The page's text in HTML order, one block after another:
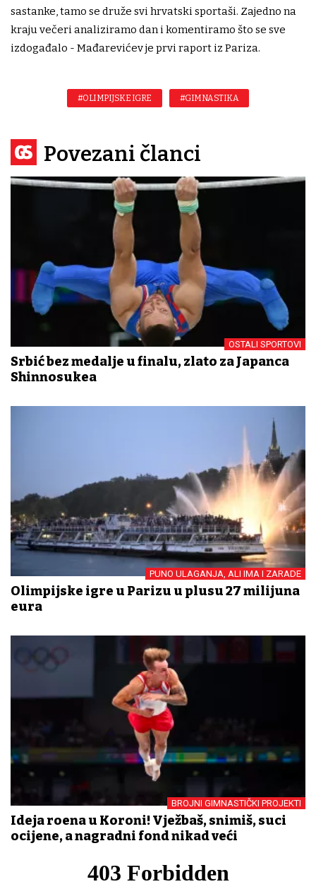
sastanke, tamo se druže svi hrvatski sportaši. Zajedno na
kraju večeri analiziramo dan i komentiramo što se sve
izdogađalo - Mađarevićev je prvi raport iz Pariza.
#OLIMPIJSKE IGRE #GIMNASTIKA
Povezani članci
OSTALI SPORTOVI
Srbić bez medalje u finalu, zlato za Japanca
Shinnosukea
PUNO ULAGANJA, ALI IMA I ZARADE
Olimpijske igre u Parizu u plusu 27 milijuna
eura
BROJNI GIMNASTIČKI PROJEKTI
Ideja rođena u Koroni! Vježbaš, snimiš, suci
ocijene, a nagradni fond nikad veći